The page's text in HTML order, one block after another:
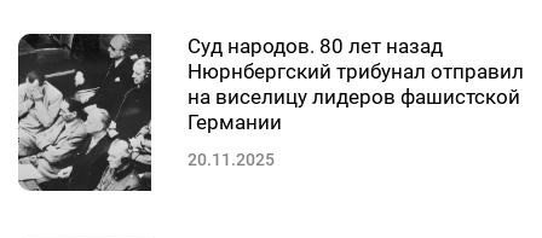
Суд народов. 80 лет назад
Нюрнбергский трибунал отправил
на виселицу лидеров фашистской
Германии
20.11.2025